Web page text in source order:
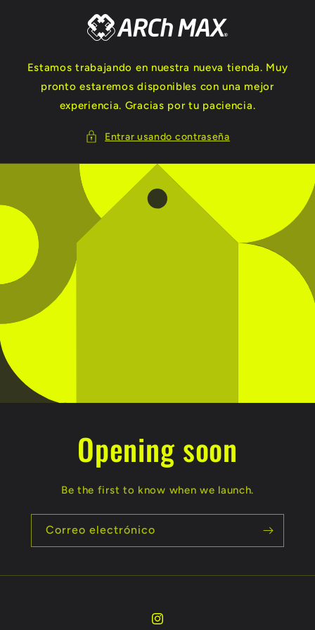
Estamos trabajando en nuestra nueva tienda. Muy
pronto estaremos disponibles con una mejor
experiencia. Gracias por tu paciencia.
Entrar usando contraseña
Opening soon
Be the first to know when we launch.
Correo electrónico
Instagram